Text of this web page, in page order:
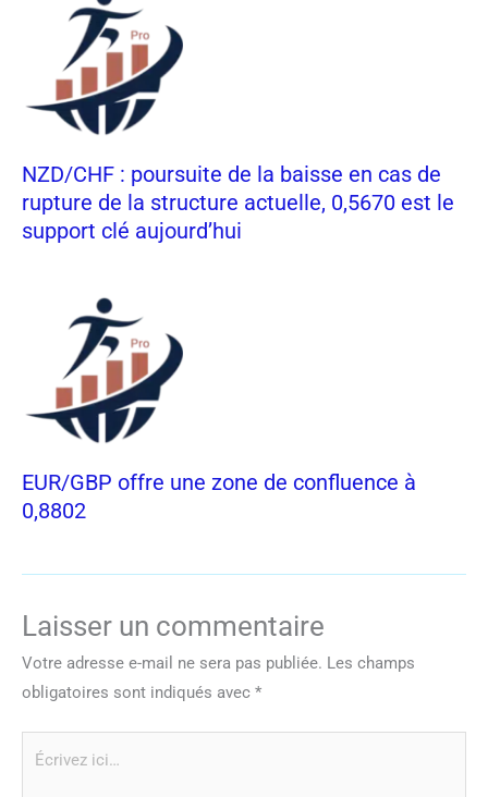
NZD/CHF : poursuite de la baisse en cas de
rupture de la structure actuelle, 0,5670 est le
support clé aujourd’hui
EUR/GBP offre une zone de confluence à
0,8802
Laisser un commentaire
Votre adresse e-mail ne sera pas publiée. Les champs
obligatoires sont indiqués avec *